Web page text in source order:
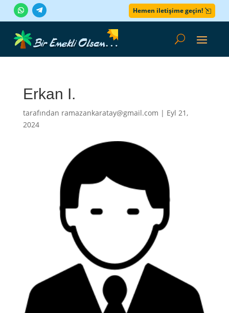
Hemen iletişime geçin!
Erkan I.
tarafından ramazankaratay@gmail.com | Eyl 21,
2024